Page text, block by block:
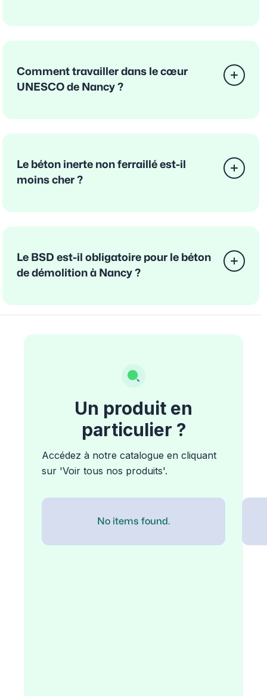
Comment travailler dans le cœur
UNESCO de Nancy ?
Le béton inerte non ferraillé est-il
moins cher ?
Le BSD est-il obligatoire pour le béton
de démolition à Nancy ?
Un produit en
particulier ?
Accédez à notre catalogue en cliquant
sur 'Voir tous nos produits'.
No items found.